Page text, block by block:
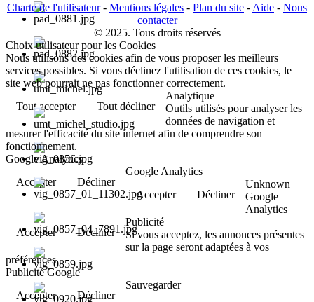
Charte de l'utilisateur- Mentions légales - Plan du site - Aide - Nous
contacter
© 2025. Tous droits réservés
Choix utilisateur pour les Cookies
Nous utilisons des cookies afin de vous proposer les meilleurs
services possibles. Si vous déclinez l'utilisation de ces cookies, le
site web pourrait ne pas fonctionner correctement.
Tout accepter
Tout décliner
Analytique
Outils utilisés pour analyser les
données de navigation et
mesurer l'efficacité du site internet afin de comprendre son
fonctionnement.
Google Analytics
Accepter
Décliner
Google Analytics
Accepter
Décliner
Unknown
Google
Analytics
Accepter
Décliner
Publicité
Si vous acceptez, les annonces présentes
sur la page seront adaptées à vos
préférences.
Publicité Google
Accepter
Décliner
Sauvegarder